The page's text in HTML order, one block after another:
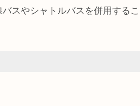
スやシャトルバスを併用するこ